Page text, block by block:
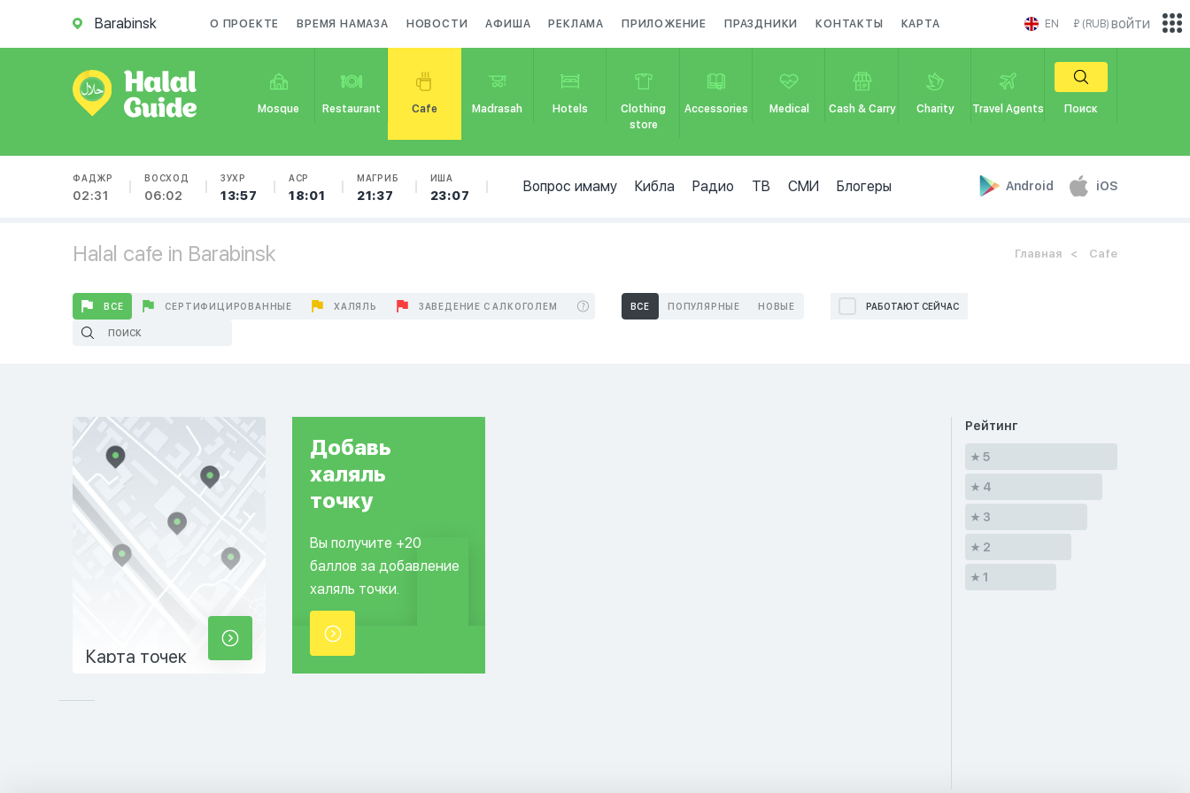
Barabinsk О ПРОЕКТЕ ВРЕМЯ НАМАЗА НОВОСТИ АФИША РЕКЛАМА ПРИЛОЖЕНИЕ ПРАЗДНИКИ КОНТАКТЫ КАРТА EN ₽ (RUB)
Mosque Restaurant Cafe Madrasah Hotels
Clothing
store
Accessories Medical Cash & Carry Charity Travel Agents Поиск
ФАДЖР
02:31
ВОСХОД
06:02
ЗУХР
13:57
АСР
18:01
МАГРИБ
21:37
ИША
23:07
Вопрос имаму Кибла Радио ТВ СМИ Блогеры Android iOS
войти
Halal cafe in Barabinsk Главная Cafe
ВСЕ СЕРТИФИЦИРОВАННЫЕ ХАЛЯЛЬ ЗАВЕДЕНИЕ С АЛКОГОЛЕМ ВСЕ ПОПУЛЯРНЫЕ НОВЫЕ РАБОТАЮТ СЕЙЧАС
Карта точек
Добавь
халяль
точку
Вы получите +20
баллов за добавление
халяль точки.
Рейтинг
5
4
3
2
1